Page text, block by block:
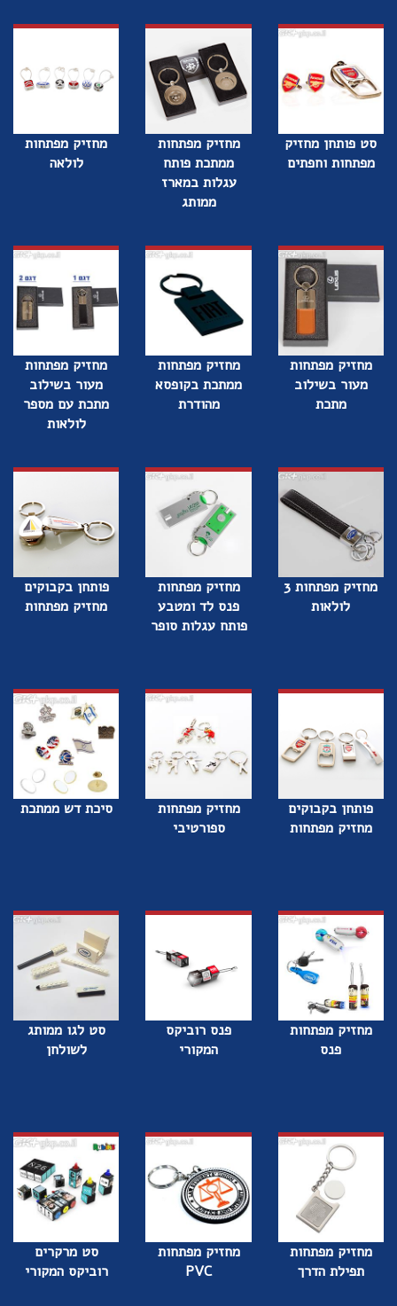
סט פותחן מחזיק
מפתחות וחפתים
מחזיק מפתחות
ממתכת פותח
עגלות במארז
ממותג
מחזיק מפתחות
לולאה
מחזיק מפתחות
מעור בשילוב
מתכת
מחזיק מפתחות
ממתכת בקופסא
מהודרת
מחזיק מפתחות
מעור בשילוב
מתכת עם מספר
לולאות
מחזיק מפתחות 3
לולאות
מחזיק מפתחות
פנס לד ומטבע
פותח עגלות סופר
פותחן בקבוקים
מחזיק מפתחות
פותחן בקבוקים
מחזיק מפתחות
מחזיק מפתחות
ספורטיבי
סיכת דש ממתכת
מחזיק מפתחות
פנס
פנס רוביקס
המקורי
סט לגו ממותג
לשולחן
מחזיק מפתחות
תפילת הדרך
מחזיק מפתחות
PVC
סט מרקרים
רוביקס המקורי